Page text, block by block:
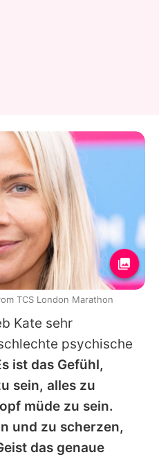
Kate sehr
psychische
ist das Gefühl,
sein, alles zu
müde zu sein.
und zu scherzen,
das genaue
TCS London Marathon